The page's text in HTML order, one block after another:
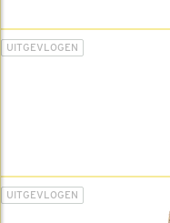
UITGEVLOGEN
UITGEVLOGEN